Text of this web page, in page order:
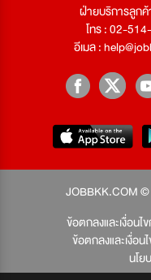
ฝ่ายบริการลูก
โทร : 02-
อีเมล :
JOBBKK.COM
ข้อตกลงและเงื่อน
ข้อตกลงและเงื่อ
นโย